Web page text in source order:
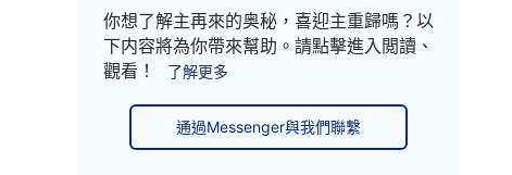
你想了解主再來的奥秘，喜迎主重歸嗎？以
下内容將為你帶來幫助。請點擊進入閲讀、
觀看！
了解更多
通過Messenger與我們聯繫